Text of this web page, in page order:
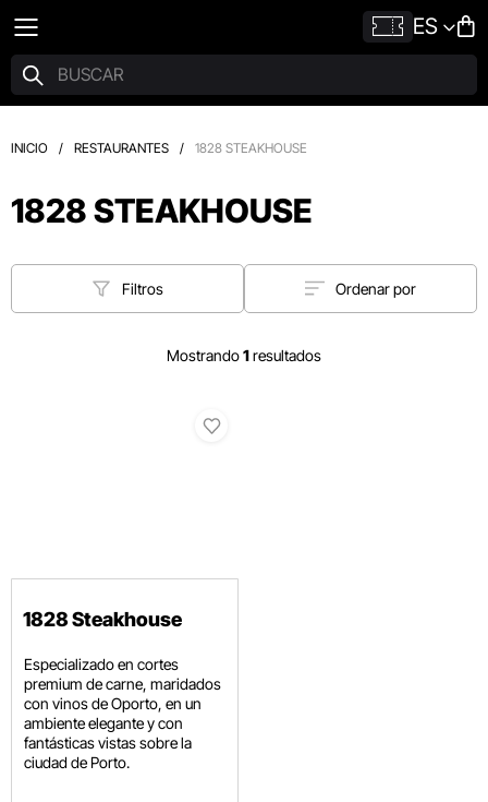
ES
INICIO / RESTAURANTES / 1828 STEAKHOUSE
1828 STEAKHOUSE
Filtros Ordenar por
Mostrando1resultados
1828 Steakhouse
Especializado en cortes
premium de carne, maridados
con vinos de Oporto, en un
ambiente elegante y con
fantásticas vistas sobre la
ciudad de Porto.